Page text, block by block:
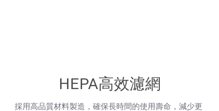
HEPA高效濾網
採用高品質材料製造，確保長時間的使用壽命，減少更